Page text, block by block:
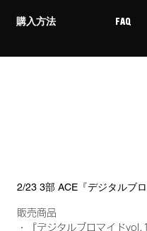
購入方法 FAQ
2/23 3部 ACE『デジタルブ
販売商品
・『デジタルブロマイド